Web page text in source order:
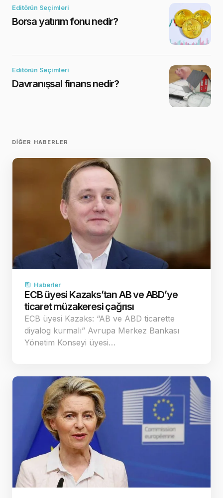
Editörün Seçimleri
Borsa yatırım fonu nedir?
Editörün Seçimleri
Davranışsal finans nedir?
DIĞER HABERLER
Haberler
ECB üyesi Kazaks’tan AB ve ABD’ye
ticaret müzakeresi çağrısı
ECB üyesi Kazaks: “AB ve ABD ticarette
diyalog kurmalı” Avrupa Merkez Bankası
Yönetim Konseyi üyesi…